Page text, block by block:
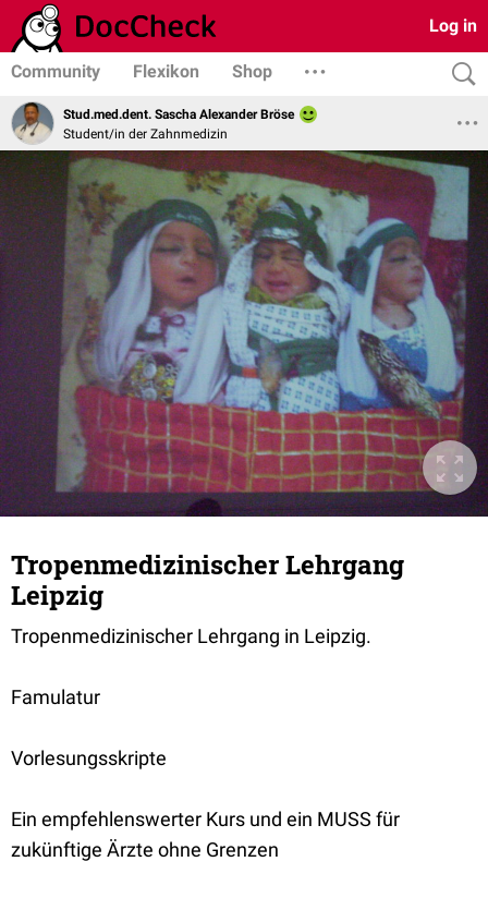
Log in
Community Flexikon Shop
Stud.med.dent. Sascha Alexander Bröse
Student/in der Zahnmedizin
Tropenmedizinischer Lehrgang
Leipzig
Tropenmedizinischer Lehrgang in Leipzig.
Famulatur
Vorlesungsskripte
Ein empfehlenswerter Kurs und ein MUSS für
zukünftige Ärzte ohne Grenzen